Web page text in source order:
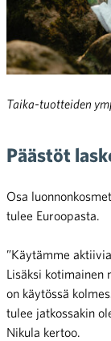
Taika-tuotteiden
Päästöt
Osa
tulee Euroopasta.
”Käytämme
Lisäksi kotimainen
on käytössä
tulee jatkossakin
Nikula kertoo.